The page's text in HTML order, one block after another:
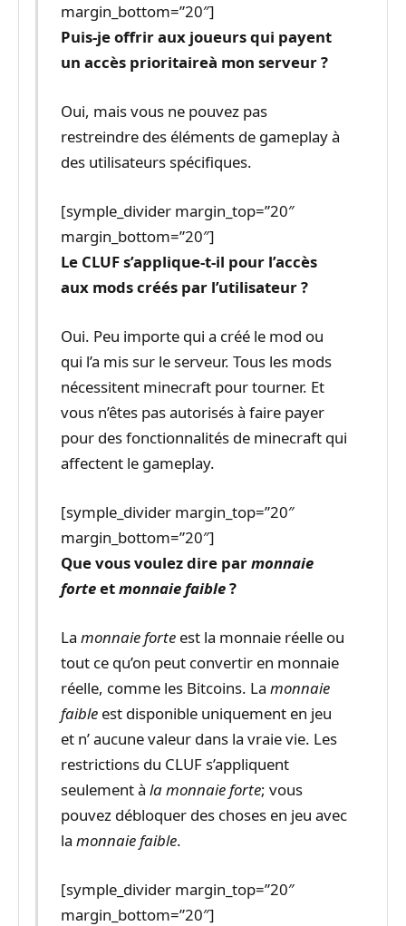
margin_bottom=”20″]
Puis-je offrir aux joueurs qui payent
un accès prioritaireà mon serveur ?
Oui, mais vous ne pouvez pas
restreindre des éléments de gameplay à
des utilisateurs spécifiques.
[symple_divider margin_top=”20″
margin_bottom=”20″]
Le CLUF s’applique-t-il pour l’accès
aux mods créés par l’utilisateur ?
Oui. Peu importe qui a créé le mod ou
qui l’a mis sur le serveur. Tous les mods
nécessitent minecraft pour tourner. Et
vous n’êtes pas autorisés à faire payer
pour des fonctionnalités de minecraft qui
affectent le gameplay.
[symple_divider margin_top=”20″
margin_bottom=”20″]
Que vous voulez dire parmonnaie
forteetmonnaie faible?
Lamonnaie forte est la monnaie réelle ou
tout ce qu’on peut convertir en monnaie
réelle, comme les Bitcoins. Lamonnaie
faible est disponible uniquement en jeu
et n’ aucune valeur dans la vraie vie. Les
restrictions du CLUF s’appliquent
seulement àla monnaie forte; vous
pouvez débloquer des choses en jeu avec
lamonnaie faible.
[symple_divider margin_top=”20″
margin_bottom=”20″]